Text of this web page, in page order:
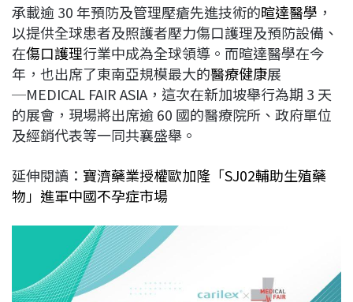
b
o
o
k
a
d
s
e
d
I
n
L
i
n
k
承載逾 30 年預防及管理壓瘡先進技術的暄達醫學 ，
以提供全球患者及照護者壓力傷口護理及預防設備、
在傷口護理行業中成為全球領導。而暄達醫學在今
年，也出席了東南亞規模最大的醫療健康展
─MEDICAL FAIR ASIA，這次在新加坡舉行為期 3 天
的展會，現場將出席逾 60 國的醫療院所、政府單位
及經銷代表等一同共襄盛舉。
延伸閱讀： 寶濟藥業授權歐加隆「SJ02輔助生殖藥
物」進軍中國不孕症市場